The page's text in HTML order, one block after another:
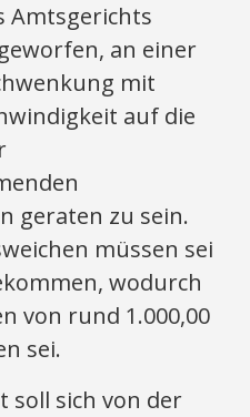
Amtsgerichts
an einer
mit
auf die
geraten zu sein.
müssen sei
wodurch
von rund 1.000,00
sei.
soll sich von der